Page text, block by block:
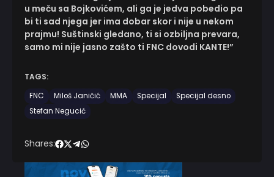
u meču sa Bojkovićem, ali ga je jedva pobedio pa
bi ti sad njega jer ima dobar skor i nije u nekom
prajmu! Suštinski gledano, ti si ozbiljna prevara,
samo mi nije jasno zašto ti FNC dovodi KANTE!”
TAGS:
FNC
Miloš Janičić MMA Specijal
Specijal desno
Stefan Negucić
Shares: